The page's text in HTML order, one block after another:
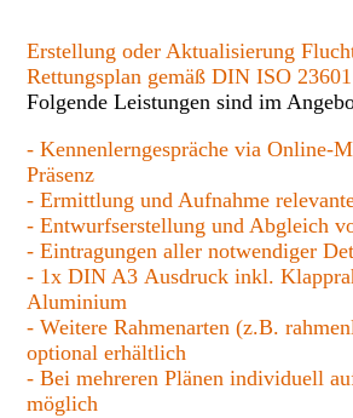
Erstellung oder Aktualisierung
Rettungsplan gemäß DIN ISO 23601
Folgende Leistungen sind im
- Kennenlerngespräche via Online-
Präsenz
- Ermittlung und Aufnahme
- Entwurfserstellung und Abgleich
- Eintragungen aller notwendiger
- 1x DIN A3 Ausdruck inkl.
Aluminium
- Weitere Rahmenarten (z.B.
optional erhältlich
- Bei mehreren Plänen individuell
möglich